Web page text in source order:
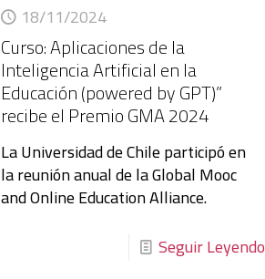
18/11/2024
Curso: Aplicaciones de la
Inteligencia Artificial en la
Educación (powered by GPT)”
recibe el Premio GMA 2024
La Universidad de Chile participó en
la reunión anual de la Global Mooc
and Online Education Alliance.
Seguir Leyendo